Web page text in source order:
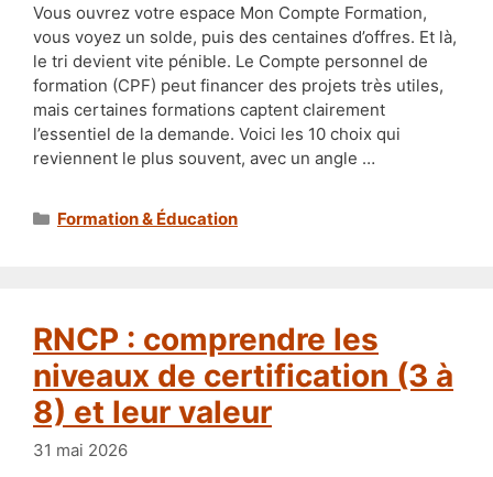
Vous ouvrez votre espace Mon Compte Formation,
vous voyez un solde, puis des centaines d’offres. Et là,
le tri devient vite pénible. Le Compte personnel de
formation (CPF) peut financer des projets très utiles,
mais certaines formations captent clairement
l’essentiel de la demande. Voici les 10 choix qui
reviennent le plus souvent, avec un angle …
Catégories
Formation & Éducation
RNCP : comprendre les
niveaux de certification (3 à
8) et leur valeur
31 mai 2026